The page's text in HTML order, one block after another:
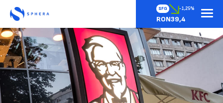
SFG -1,25%
RON39,4